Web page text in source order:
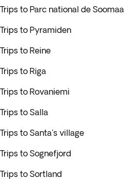
Trips to Parc national de Soomaa
Trips to Pyramiden
Trips to Reine
Trips to Riga
Trips to Rovaniemi
Trips to Salla
Trips to Santa's village
Trips to Sognefjord
Trips to Sortland